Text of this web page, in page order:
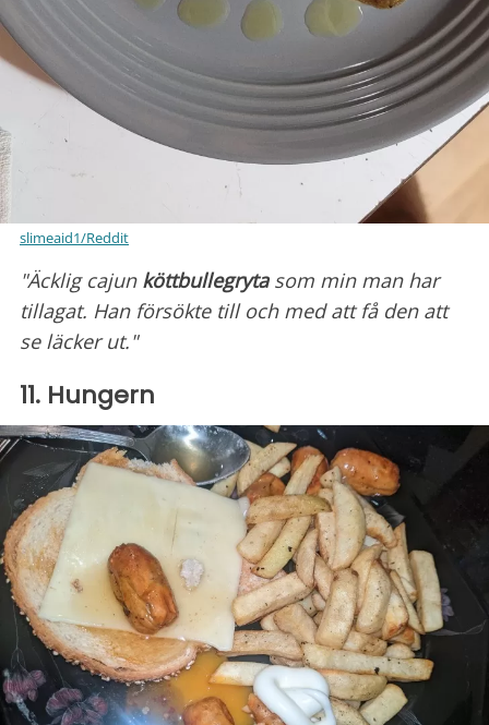
slimeaid1/Reddit
"Äcklig cajun köttbullegrytasom min man har
tillagat. Han försökte till och med att få den att
se läcker ut."
11. Hungern